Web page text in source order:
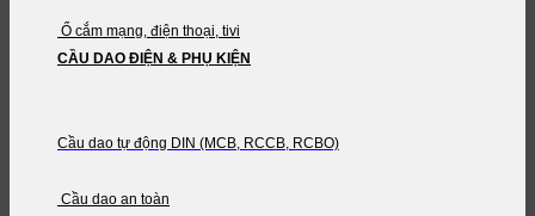
Ổ cắm mạng, điện thoại, tivi
CẦU DAO ĐIỆN & PHỤ KIỆN
Cầu dao tự động DIN (MCB, RCCB, RCBO)
Cầu dao an toàn